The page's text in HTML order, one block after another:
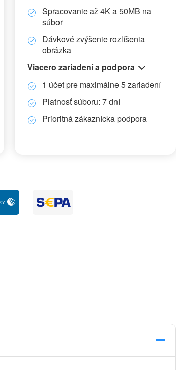
Spracovanie až 4K a 50MB na
súbor
Dávkové zvýšenie rozlíšenia
obrázka
Viacero zariadení a podpora
1 účet pre maximálne 5 zariadení
Platnosť súboru: 7 dní
Prioritná zákaznícka podpora